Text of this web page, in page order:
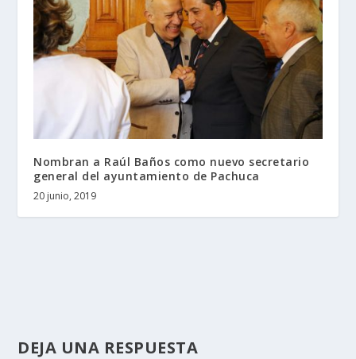
Nombran a Raúl Baños como nuevo secretario
general del ayuntamiento de Pachuca
20 junio, 2019
DEJA UNA RESPUESTA